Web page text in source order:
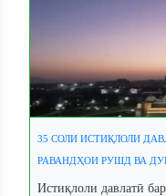
35 СОЛИ ИСТИҚЛОЛИ
РАВАНДҲОИ РУШД ВА
Истиқлоли давлатӣ